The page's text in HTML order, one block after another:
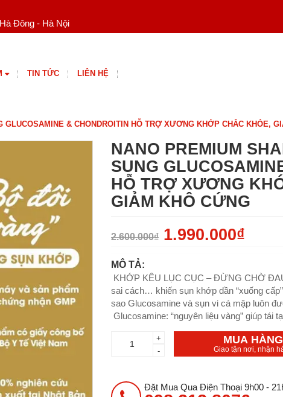
Đông - Hà Nội
TIN TỨC LIÊN HỆ
GLUCOSAMINE & CHONDROITIN HỖ TRỢ XƯƠNG KHỚP CHẮC KHỎE,
NANO PREMIUM
SUNG
HỖ TRỢ XƯƠNG
GIẢM KHÔ CỨNG
2.600.000₫ 1.990.000₫
MÔ TẢ:
KHỚP KÊU LỤC CỤC – ĐỪNG CHỜ
sai cách… khiến sụn khớp dần “xuống
sao Glucosamine và sụn vi cá mập luôn
Glucosamine: “nguyên liệu vàng” giúp tái
+
-
MUA
Giao tận nơi, nhận
Đặt Mua Qua Điện Thoại 9h00 -